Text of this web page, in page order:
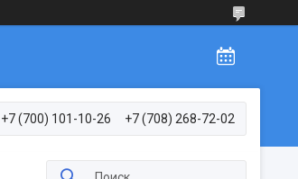
+7 (700) 101-10-26 +7 (708) 268-72-02